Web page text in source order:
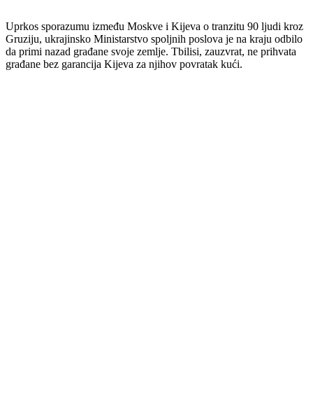
Uprkos sporazumu između Moskve i Kijeva o tranzitu 90 ljudi kroz
Gruziju, ukrajinsko Ministarstvo spoljnih poslova je na kraju odbilo
da primi nazad građane svoje zemlje. Tbilisi, zauzvrat, ne prihvata
građane bez garancija Kijeva za njihov povratak kući.